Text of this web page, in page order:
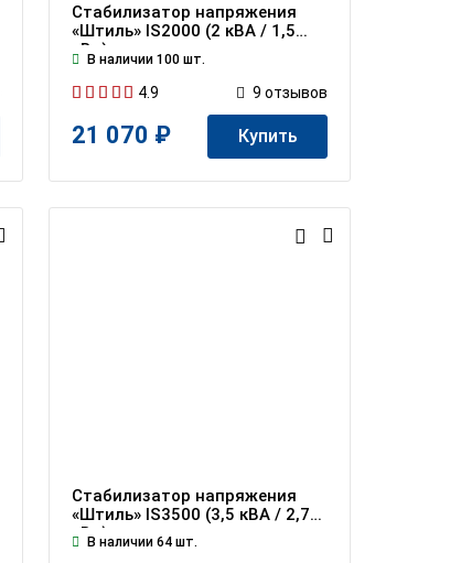
Стабилизатор напряжения
«Штиль» IS2000 (2 кВА / 1,5
кВт)В наличии 100 шт.
4.9 9 отзывов
21 070 ₽ Купить
Стабилизатор напряжения
«Штиль» IS3500 (3,5 кВА / 2,75
кВт)В наличии 64 шт.